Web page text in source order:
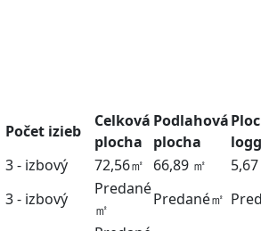
Počet izieb
Celková
plocha
Podlahová
plocha
3- izbový 72,56㎡ 66,89 ㎡
5,67
3- izbový
Predané
㎡
Predané㎡